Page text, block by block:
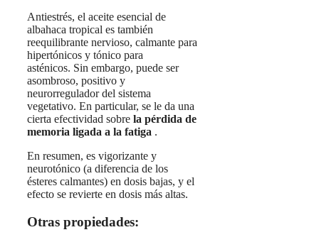
Antiestrés, el aceite esencial de
albahaca tropical es también
reequilibrante nervioso, calmante para
hipertónicos y tónico para
asténicos. Sin embargo, puede ser
asombroso, positivo y
neurorregulador del sistema
vegetativo. En particular, se le da una
cierta efectividad sobre la pérdida de
memoria ligada a la fatiga .
En resumen, es vigorizante y
neurotónico (a diferencia de los
ésteres calmantes) en dosis bajas, y el
efecto se revierte en dosis más altas.
Otras propiedades: